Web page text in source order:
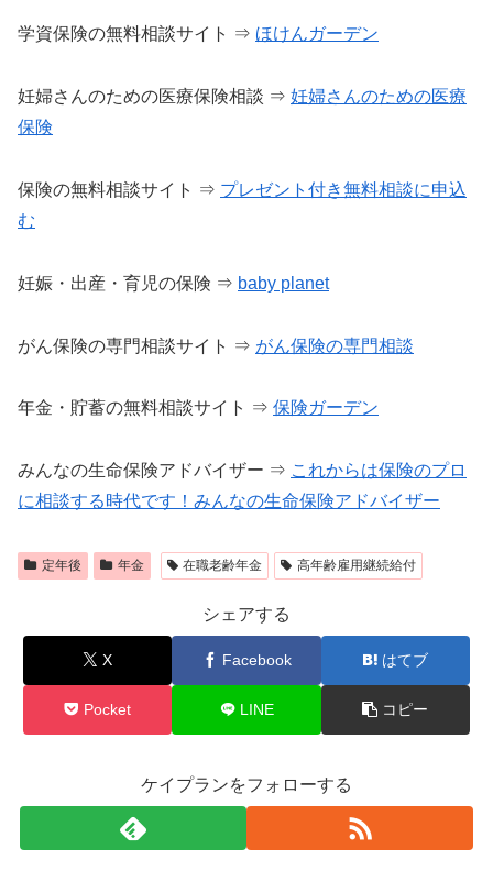
学資保険の無料相談サイト ⇒ ほけんガーデン
妊婦さんのための医療保険相談 ⇒ 妊婦さんのための医療
保険
保険の無料相談サイト ⇒ プレゼント付き無料相談に申込
む
妊娠・出産・育児の保険 ⇒ baby planet
がん保険の専門相談サイト ⇒ がん保険の専門相談
年金・貯蓄の無料相談サイト ⇒ 保険ガーデン
みんなの生命保険アドバイザー ⇒ これからは保険のプロ
に相談する時代です！みんなの生命保険アドバイザー
定年後 年金 在職老齢年金 高年齢雇用継続給付
シェアする
X Facebook はてブ
Pocket LINE コピー
ケイプランをフォローする